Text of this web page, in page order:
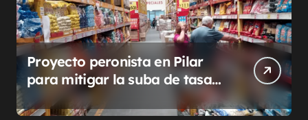
Proyecto peronista en Pilar
para mitigar la suba de tasas
municipales